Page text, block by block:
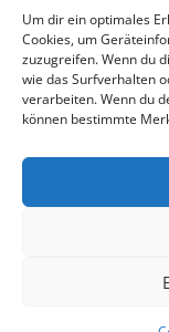
Um dir ein optimales
Cookies, um
zuzugreifen. Wenn du
wie das Surfverhalten
verarbeiten. Wenn du
können bestimmte
„Brennen für
ist bald am Ziel